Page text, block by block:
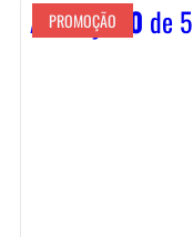
Avaliação 0 de 5
PROMOÇÃO